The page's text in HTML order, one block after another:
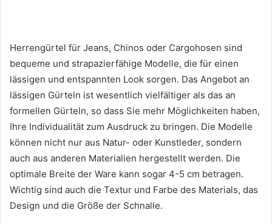
Herrengürtel für Jeans, Chinos oder Cargohosen sind
bequeme und strapazierfähige Modelle, die für einen
lässigen und entspannten Look sorgen. Das Angebot an
lässigen Gürteln ist wesentlich vielfältiger als das an
formellen Gürteln, so dass Sie mehr Möglichkeiten haben,
Ihre Individualität zum Ausdruck zu bringen. Die Modelle
können nicht nur aus Natur- oder Kunstleder, sondern
auch aus anderen Materialien hergestellt werden. Die
optimale Breite der Ware kann sogar 4-5 cm betragen.
Wichtig sind auch die Textur und Farbe des Materials, das
Design und die Größe der Schnalle.